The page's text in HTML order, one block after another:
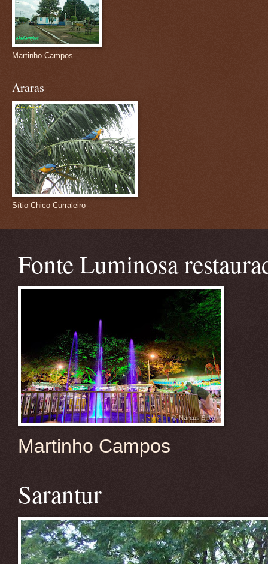
Martinho Campos
Araras
Sítio Chico Curraleiro
Fonte Luminosa
Martinho Campos
Sarantur